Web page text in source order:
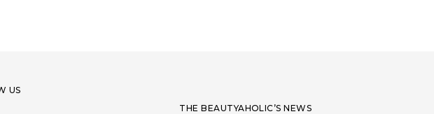
US
THE BEAUTYAHOLIC’S NEWS